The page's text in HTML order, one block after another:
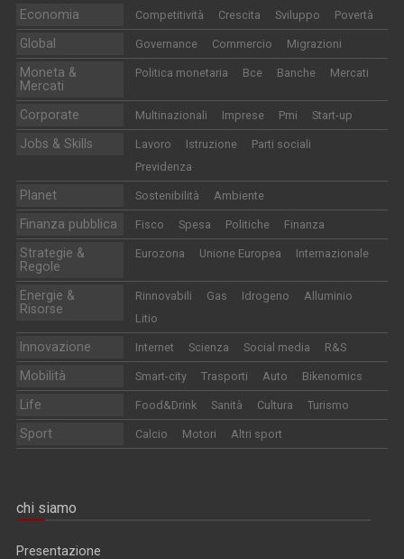
Economia Competitività Crescita Sviluppo Povertà
Global Governance Commercio Migrazioni
Moneta &
Mercati
Politica monetaria Bce Banche Mercati
Corporate Multinazionali Imprese Pmi Start-up
Jobs & Skills Lavoro Istruzione
Parti sociali
Previdenza
Planet Sostenibilità Ambiente
Finanza pubblica Fisco Spesa Politiche Finanza
Strategie &
Regole
Eurozona Unione Europea Internazionale
Energie &
Risorse
Rinnovabili Gas Idrogeno
Alluminio
Litio
Innovazione Internet Scienza Social media R&S
Mobilità Smart-city Trasporti Auto Bikenomics
Life Food&Drink Sanità Cultura Turismo
Sport Calcio Motori Altri sport
chi siamo
Presentazione